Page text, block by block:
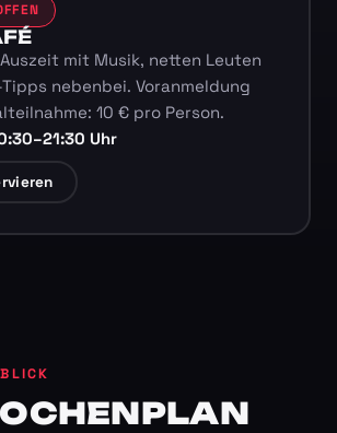
mit Musik, netten Leuten
nebenbei. Voranmeldung
10 € pro Person.
Uhr